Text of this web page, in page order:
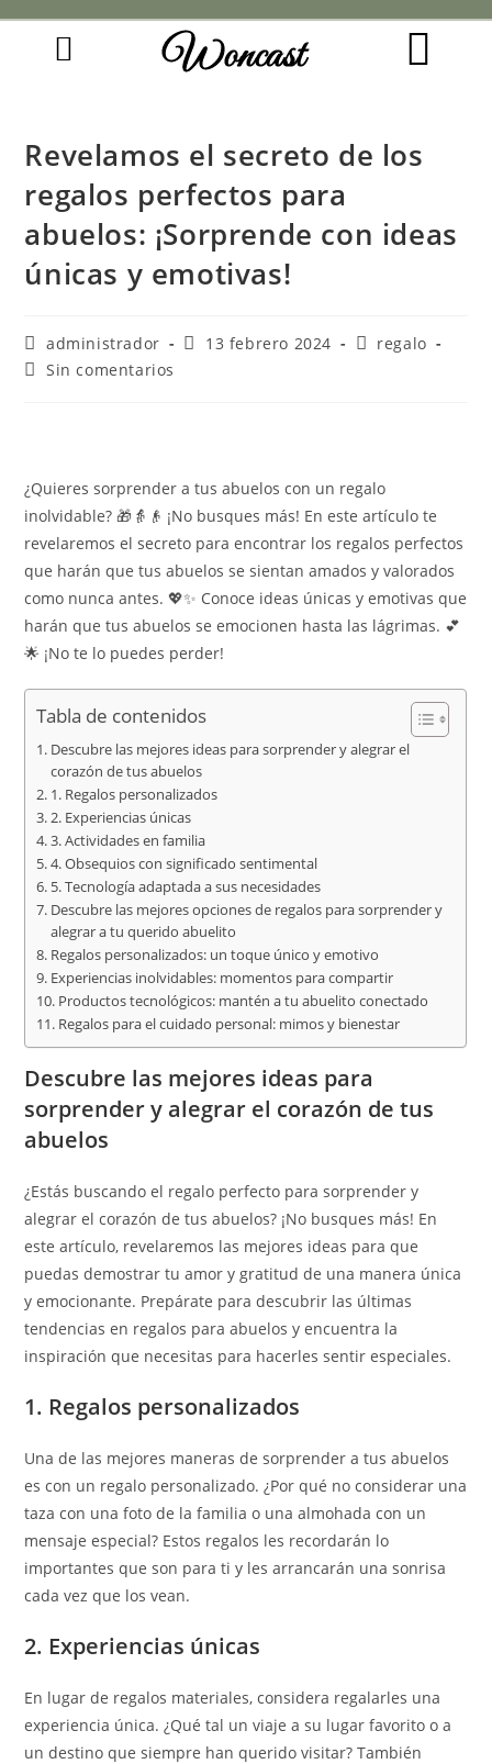
Woncast
Revelamos el secreto de los
regalos perfectos para
abuelos: ¡Sorprende con ideas
únicas y emotivas!
administrador 13 febrero 2024
regalo
Sin comentarios
¿Quieres sorprender a tus abuelos con un regalo
inolvidable? 🎁👵👴 ¡No busques más! En este artículo te
revelaremos el secreto para encontrar los regalos perfectos
que harán que tus abuelos se sientan amados y valorados
como nunca antes. 💖✨ Conoce ideas únicas y emotivas que
harán que tus abuelos se emocionen hasta las lágrimas. 💕
🌟 ¡No te lo puedes perder!
Tabla de contenidos
Descubre las mejores ideas para sorprender y alegrar el
corazón de tus abuelos
1. Regalos personalizados
2. Experiencias únicas
3. Actividades en familia
4. Obsequios con significado sentimental
5. Tecnología adaptada a sus necesidades
Descubre las mejores opciones de regalos para sorprender y
alegrar a tu querido abuelito
Regalos personalizados: un toque único y emotivo
Experiencias inolvidables: momentos para compartir
Productos tecnológicos: mantén a tu abuelito conectado
Regalos para el cuidado personal: mimos y bienestar
Descubre las mejores ideas para
sorprender y alegrar el corazón de tus
abuelos
¿Estás buscando el regalo perfecto para sorprender y
alegrar el corazón de tus abuelos? ¡No busques más! En
este artículo, revelaremos las mejores ideas para que
puedas demostrar tu amor y gratitud de una manera única
y emocionante. Prepárate para descubrir las últimas
tendencias en regalos para abuelos y encuentra la
inspiración que necesitas para hacerles sentir especiales.
1. Regalos personalizados
Una de las mejores maneras de sorprender a tus abuelos
es con un regalo personalizado. ¿Por qué no considerar una
taza con una foto de la familia o una almohada con un
mensaje especial? Estos regalos les recordarán lo
importantes que son para ti y les arrancarán una sonrisa
cada vez que los vean.
2. Experiencias únicas
En lugar de regalos materiales, considera regalarles una
experiencia única. ¿Qué tal un viaje a su lugar favorito o a
un destino que siempre han querido visitar? También